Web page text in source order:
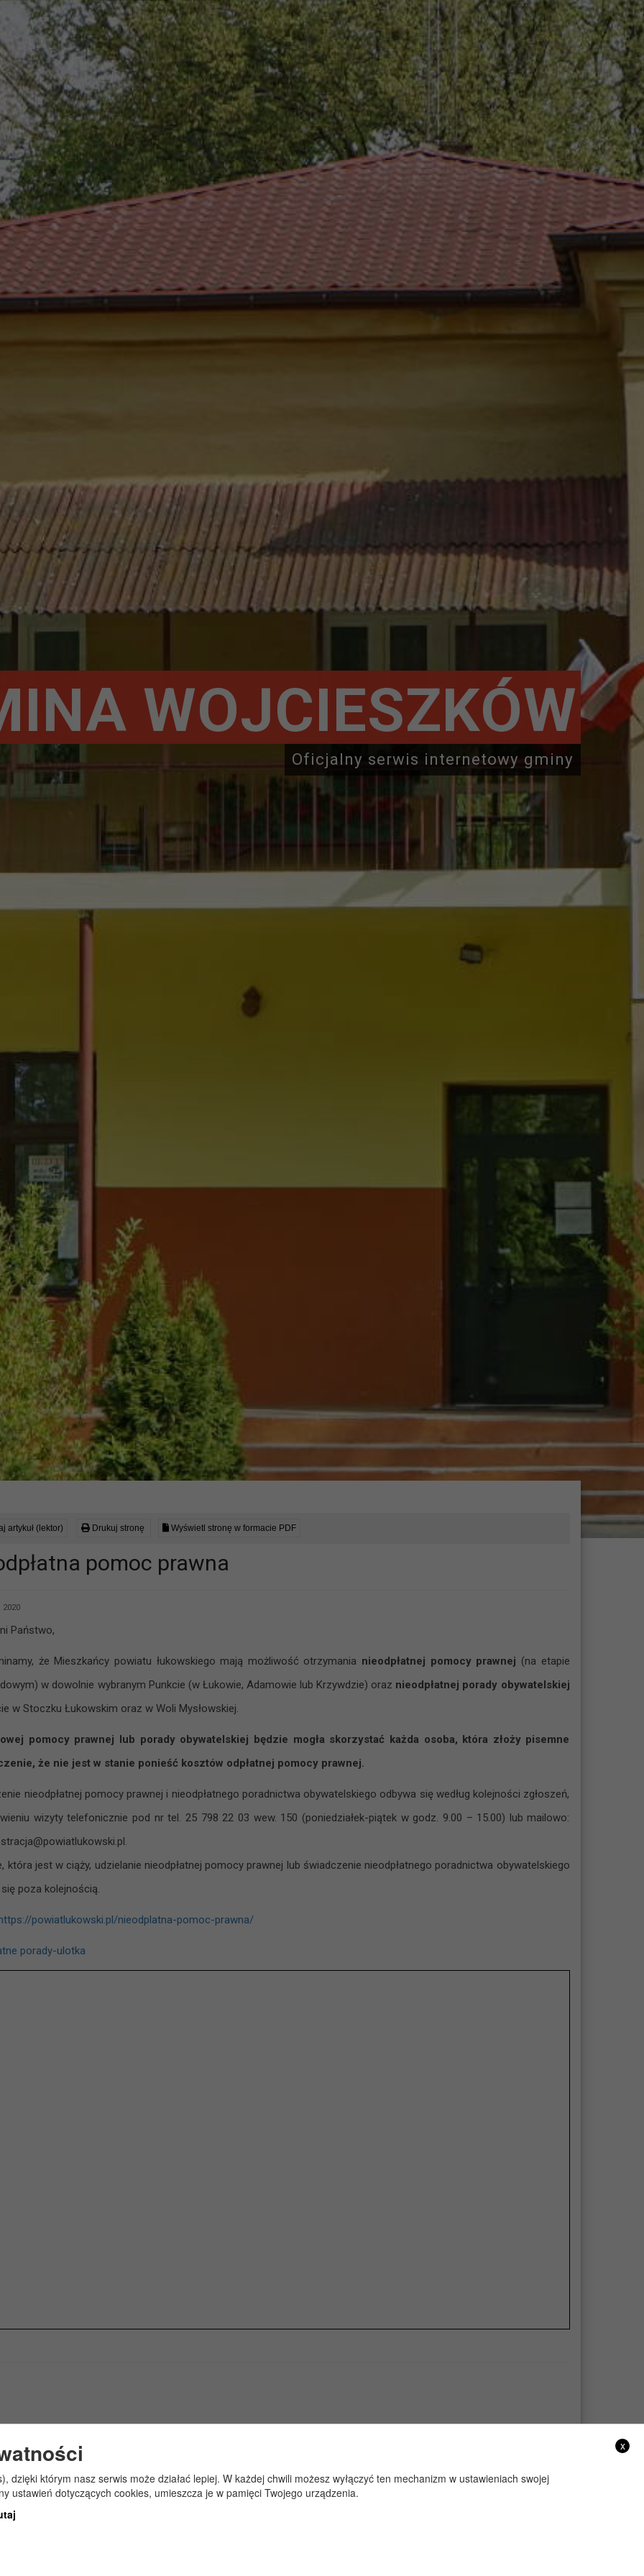
WOJCIESZKÓW
Oficjalny serwis internetowy gminy
(0-25) 755 41 01 urzad_gminy@wojcieszkow.pl
artykuł (lektor) Drukuj stronę Wyświetl stronę w formacie PDF
pomoc prawna
Państwo,
że Mieszkańcy powiatu łukowskiego mają możliwość otrzymania nieodpłatnej pomocy prawnej (na etapie
w dowolnie wybranym Punkcie (w Łukowie, Adamowie lub Krzywdzie) oraz nieodpłatnej porady obywatelskiej
w Stoczku Łukowskim oraz w Woli Mysłowskiej.
pomocy prawnej lub porady obywatelskiej będzie mogła skorzystać każda osoba, która złoży pisemne
że nie jest w stanie ponieść kosztów odpłatnej pomocy prawnej.
nieodpłatnej pomocy prawnej i nieodpłatnego poradnictwa obywatelskiego odbywa się według kolejności zgłoszeń,
wizyty telefonicznie pod nr tel. 25 798 22 03 wew. 150 (poniedziałek-piątek w godz. 9.00 – 15.00) lub mailowo:
która jest w ciąży, udzielanie nieodpłatnej pomocy prawnej lub świadczenie nieodpłatnego poradnictwa obywatelskiego
poza kolejnością.
powiatlukowski.pl/nieodplatna-pomoc-prawna/
porady-ulotka
x
dzięki którym nasz serwis może działać lepiej. W każdej chwili możesz wyłączyć ten mechanizm w ustawieniach swojej
ustawień dotyczących cookies, umieszcza je w pamięci Twojego urządzenia.